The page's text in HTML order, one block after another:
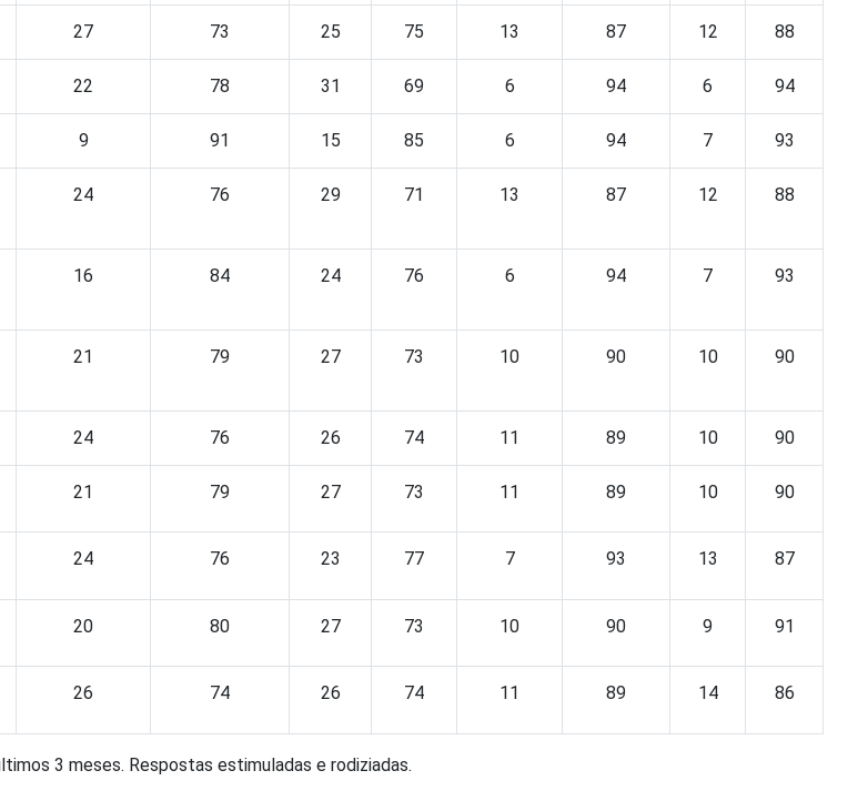
27 73 25 75 13 87 12 88
22 78 31 69 6 94 6 94
9 91 15 85 6 94 7 93
24 76 29 71 13 87 12 88
16 84 24 76 6 94 7 93
21 79 27 73 10 90 10 90
24 76 26 74 11 89 10 90
21 79 27 73 11 89 10 90
24 76 23 77 7 93 13 87
20 80 27 73 10 90 9 91
26 74 26 74 11 89 14 86
3 meses. Respostas estimuladas e rodiziadas.